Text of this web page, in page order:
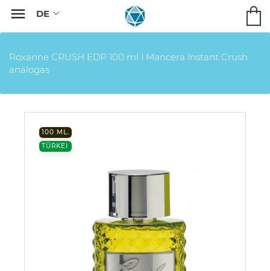

Roxanne CRUSH EDP 100 ml I Mancera Instant Crush
analogas
100 ML.
TÜRKEI